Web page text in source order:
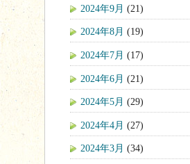
2024年9月 (21)
2024年8月 (19)
2024年7月 (17)
2024年6月 (21)
2024年5月 (29)
2024年4月 (27)
2024年3月 (34)